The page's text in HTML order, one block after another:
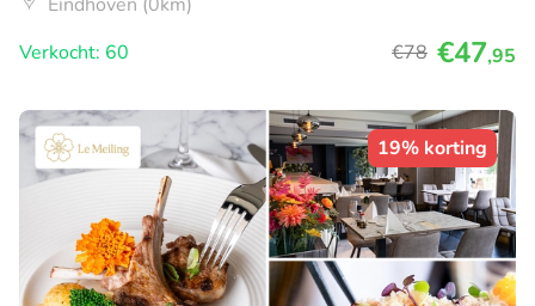
Verkocht: 60
€78 €47,95
19% korting